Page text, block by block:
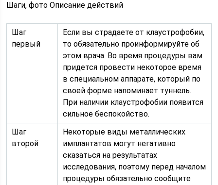
Шаги, фото Описание действий
Шаг
первый
Если вы страдаете от клаустрофобии,
то обязательно проинформируйте об
этом врача. Во время процедуры вам
придется провести некоторое время
в специальном аппарате, который по
своей форме напоминает туннель.
При наличии клаустрофобии появится
сильное беспокойство.
Шаг
второй
Некоторые виды металлических
имплантатов могут негативно
сказаться на результатах
исследования, поэтому перед началом
процедуры обязательно сообщите